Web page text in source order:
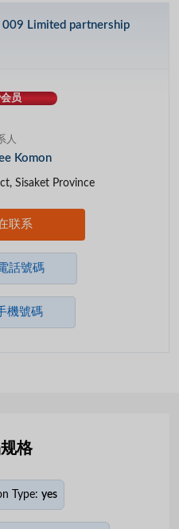
Limited partnership
员
人
Komon
Sisaket Province
联系
話號碼
機號碼
格
Type: yes